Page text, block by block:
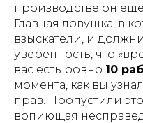
производстве он
Главная ловушка, в
взыскатели, и
уверенность, что
вас есть ровно 10
момента, как вы
прав. Пропустили
вопиющая